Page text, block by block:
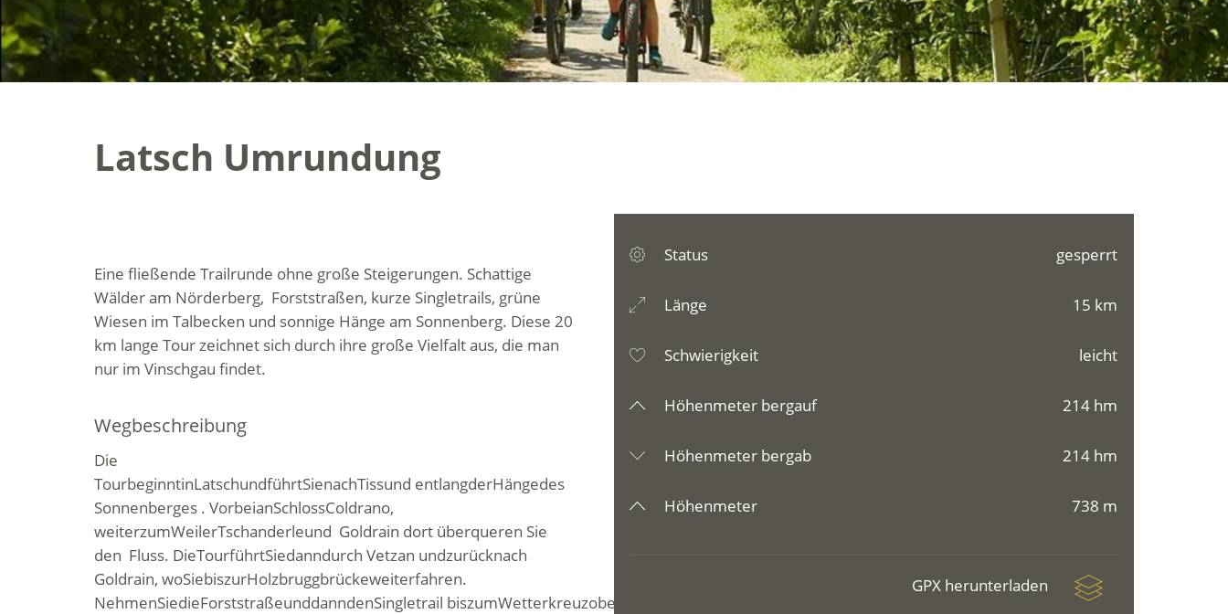
Latsch Umrundung
EinefließendeTrailrunde ohne große Steigerungen. Schattige
Wälderam Nörderberg, Forststraßen, kurze Singletrails, grüne
Wiesen imTalbecken und sonnige Hängeam Sonnenberg. Diese20
km langeTourzeichnet sich durch ihre großeVielfaltaus, die man
nur imVinschgaufindet.
Wegbeschreibung
Die
TourbeginntinLatschundführtSienachTissund entlangderHängedes
Sonnenberges .VorbeianSchlossColdrano,
weiterzumWeilerTschanderleund Goldrain dort überqueren Sie
den Fluss. DieTourführtSiedanndurch Vetzan undzurücknach
Goldrain,woSiebiszurHolzbruggbrückeweiterfahren.
NehmenSiedieForststraßeunddanndenSingletrail biszumWetterkreuzoberhalb
Status gesperrt
Länge 15 km
Schwierigkeit leicht
Höhenmeter bergauf 214 hm
Höhenmeter bergab 214 hm
Höhenmeter 738 m
GPX herunterladen